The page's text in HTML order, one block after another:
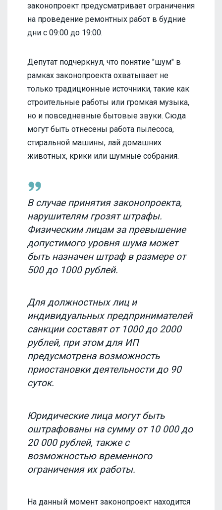
законопроект предусматривает ограничения
на проведение ремонтных работ в будние
дни с 09:00 до 19:00.
Депутат подчеркнул, что понятие "шум" в
рамках законопроекта охватывает не
только традиционные источники, такие как
строительные работы или громкая музыка,
но и повседневные бытовые звуки. Сюда
могут быть отнесены работа пылесоса,
стиральной машины, лай домашних
животных, крики или шумные собрания.
В случае принятия законопроекта,
нарушителям грозят штрафы.
Физическим лицам за превышение
допустимого уровня шума может
быть назначен штраф в размере от
500 до 1000 рублей.
Для должностных лиц и
индивидуальных предпринимателей
санкции составят от 1000 до 2000
рублей, при этом для ИП
предусмотрена возможность
приостановки деятельности до 90
суток.
Юридические лица могут быть
оштрафованы на сумму от 10 000 до
20 000 рублей, также с
возможностью временного
ограничения их работы.
На данный момент законопроект находится